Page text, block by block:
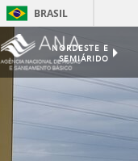
BRASIL
NORDESTE E
SEMIÁRIDO